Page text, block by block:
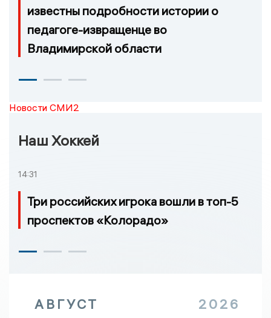
известны подробности истории о
педагоге-извращенце во
Владимирской области
Новости СМИ2
Наш Хоккей
14:31
Три российских игрока вошли в топ-5
проспектов «Колорадо»
АВГУСТ 2026